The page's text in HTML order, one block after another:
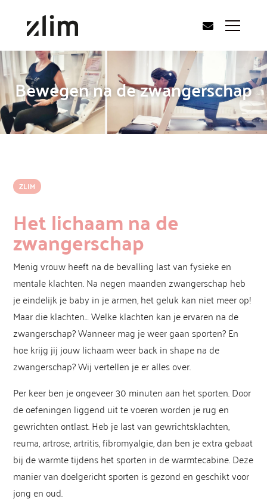
Bewegen na de zwangerschap
ZLIM
Het lichaam na de
zwangerschap
Menig vrouw heeft na de bevalling last van fysieke en
mentale klachten. Na negen maanden zwangerschap heb
je eindelijk je baby in je armen, het geluk kan niet meer op!
Maar die klachten…Welke klachten kan jeervaren na de
zwangerschap?Wanneer mag je weer gaan sporten? En
hoekrijg jij jouw lichaam weer back in shapena de
zwangerschap?Wijvertellen je er alles over.
Per keer ben je ongeveer 30 minuten aan het sporten. Door
de oefeningen liggend uit te voeren worden je rug en
gewrichten ontlast. Heb je last van gewrichtsklachten,
reuma, artrose, artritis, fibromyalgie, dan ben je extra gebaat
bij de warmte tijdens het sporten in de warmtecabine. Deze
manier van doelgericht sporten is gezond en geschikt voor
jong en oud.